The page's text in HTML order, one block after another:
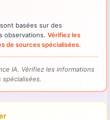
basées sur des
observations. Vérifiez les
de sources spécialisées.
IA. Vérifiez les informations